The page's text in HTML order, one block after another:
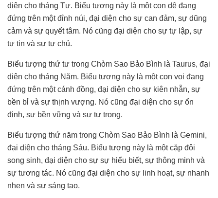
diện cho tháng Tư. Biểu tượng này là một con dê đang
đứng trên một đỉnh núi, đại diện cho sự can đảm, sự dũng
cảm và sự quyết tâm. Nó cũng đại diện cho sự tự lập, sự
tự tin và sự tự chủ.
Biểu tượng thứ tư trong Chòm Sao Bảo Bình là Taurus, đại
diện cho tháng Năm. Biểu tượng này là một con voi đang
đứng trên một cánh đồng, đại diện cho sự kiên nhẫn, sự
bền bỉ và sự thịnh vượng. Nó cũng đại diện cho sự ổn
định, sự bền vững và sự tự trọng.
Biểu tượng thứ năm trong Chòm Sao Bảo Bình là Gemini,
đại diện cho tháng Sáu. Biểu tượng này là một cặp đôi
song sinh, đại diện cho sự sự hiểu biết, sự thông minh và
sự tương tác. Nó cũng đại diện cho sự linh hoạt, sự nhanh
nhẹn và sự sáng tạo.